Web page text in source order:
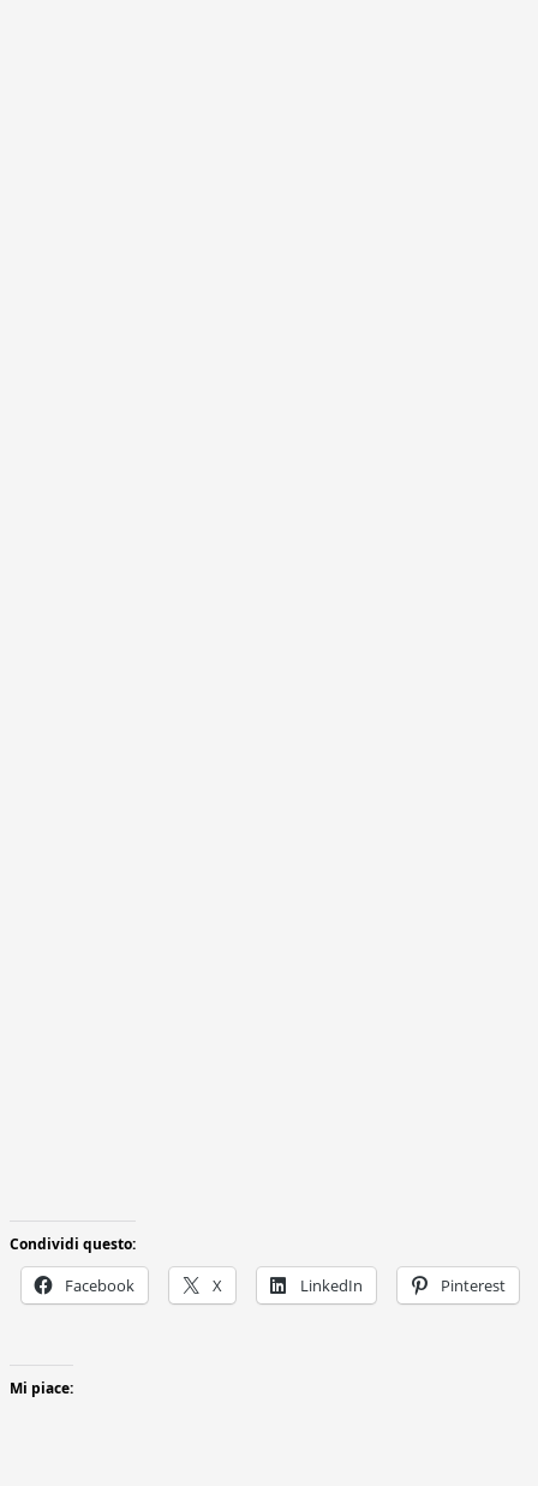
Condividi questo:
Facebook X LinkedIn Pinterest
Mi piace: